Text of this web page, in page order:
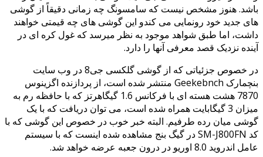
باشد. هنوز مشخص نیست که سامسونگ چه زمانی دقیقاً از گوشی
های جدید خود رونمایی می کندو این گوشی های چه قیمتی خواهند
داشت، اما طبق شواهد موجود به نظر میرسد که غول کره ای در
آینده نزدیک قصد معرفی آنها را دارد.
در خصوص جزئیاتی که از گوشی گلکسی جی8 در وب سایت
بنچمارک Geekebnch منتشر شده است، از پردازنده اگزینوس
7870 هشت هسته ای با فرکانس 1.6 گیگاهرتز که با حافظه رم به
میزان 3 گیگابایت همراه شده است، می توان دریافت که با یک
گوشی میان رده طرفیم. البته خبر خوب در خصوص این گوشی که با
کد SM-J800FN در گیگ بنج مشاهده شده اینست که با سیستم
عامل اندروید 8.0 اوریو در درون جعبه عرضه خواهد شد.